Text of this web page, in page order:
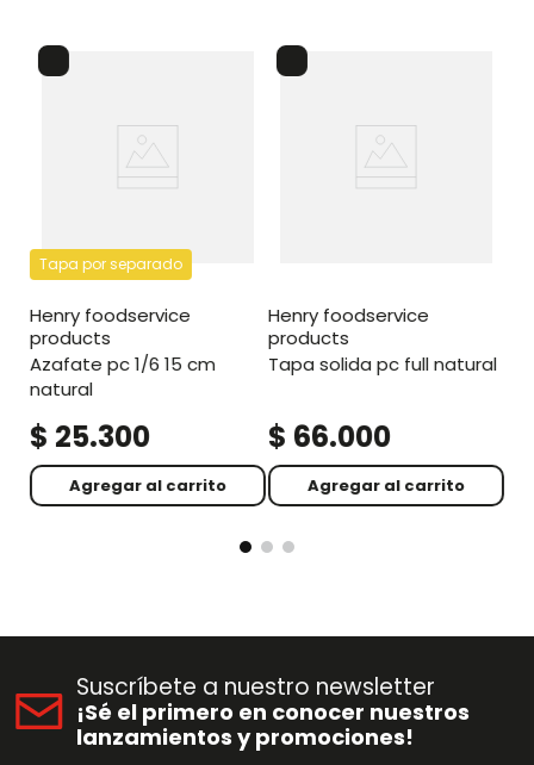
Tapa por separado
henry foodservice
products
azafate pc 1/6 15 cm
natural
$ 25.300
Agregar al carrito
henry foodservice
products
tapa solida pc full natural
$ 66.000
Agregar al carrito
Suscríbete a nuestro newsletter
¡Sé el primero en conocer nuestros
lanzamientos y promociones!